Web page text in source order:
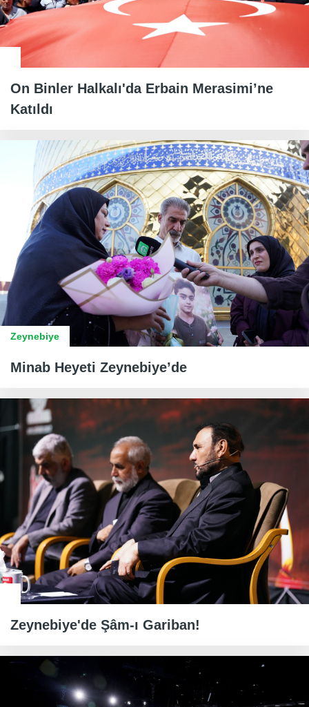
On Binler Halkalı'da Erbain Merasimi’ne
Katıldı
Zeynebiye
Minab Heyeti Zeynebiye’de
Zeynebiye'de Şâm-ı Gariban!